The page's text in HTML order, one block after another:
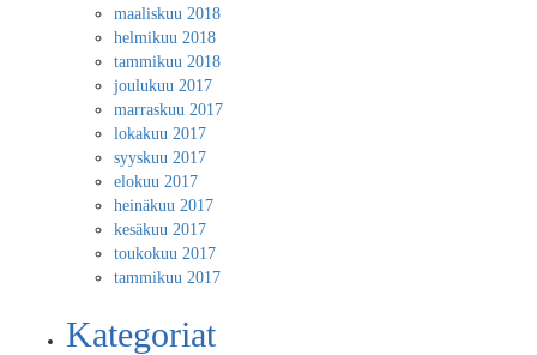
maaliskuu 2018
helmikuu 2018
tammikuu 2018
joulukuu 2017
marraskuu 2017
lokakuu 2017
syyskuu 2017
elokuu 2017
heinäkuu 2017
kesäkuu 2017
toukokuu 2017
tammikuu 2017
Kategoriat